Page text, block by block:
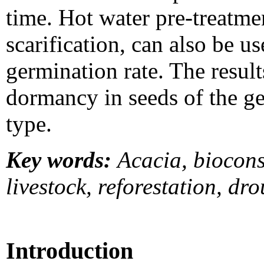
time. Hot water pre-
scarification, can also be
germination rate. The
dormancy in seeds of the
type.
Key words:Acacia,
livestock, reforestation,
Introduction